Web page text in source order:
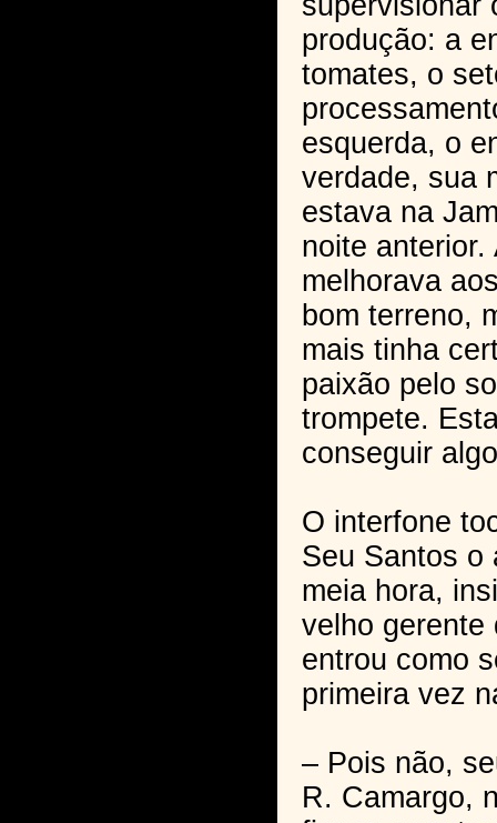
produção: a
tomates, o
esquerda, o
verdade, sua
estava na
noite anterior.
melhorava
bom terreno,
mais tinha
paixão pelo
trompete.
conseguir
O interfone
Seu Santos o
meia hora,
velho gerente
entrou como
primeira vez
– Pois não,
R. Camargo,